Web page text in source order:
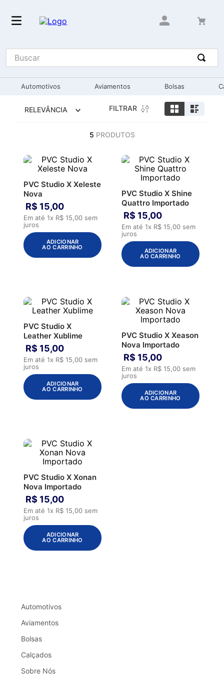
Buscar
Automotivos Aviamentos Bolsas
RELEVÂNCIA FILTRAR
5 PRODUTOS
PVC Studio X Xeleste
Nova
R$ 15,00
Em até1x R$ 15,00 sem
juros
ADICIONAR
AO CARRINHO
PVC Studio X Shine
Quattro Importado
R$ 15,00
Em até 1x R$ 15,00 sem
juros
ADICIONAR
AO CARRINHO
PVC Studio X
Leather Xublime
R$ 15,00
Em até1x R$ 15,00 sem
juros
ADICIONAR
AO CARRINHO
PVC Studio X Xeason
Nova Importado
R$ 15,00
Em até 1x R$ 15,00 sem
juros
ADICIONAR
AO CARRINHO
PVC Studio X Xonan
Nova Importado
R$ 15,00
Em até1x R$ 15,00 sem
juros
ADICIONAR
AO CARRINHO
Automotivos
Aviamentos
Bolsas
Calçados
Sobre Nós